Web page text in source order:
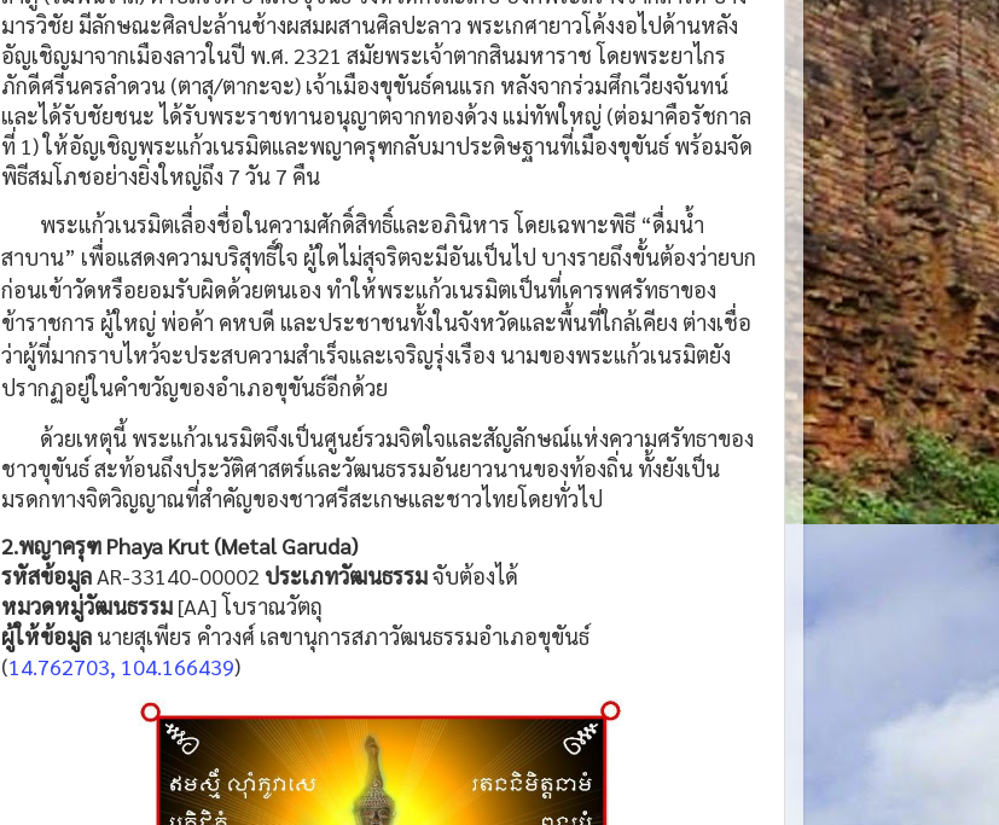
มารวิชัย มีลักษณะศิลปะล้านช้างผสมผสานศิลปะลาว พระเกศายาวโค้งงอไปด้านหลัง
อัญเชิญมาจากเมืองลาวในปี พ.ศ. 2321 สมัยพระเจ้าตากสินมหาราช โดยพระยาไกร
ภักดีศรีนครลำดวน (ตาสุ/ตากะจะ) เจ้าเมืองขุขันธ์คนแรก หลังจากร่วมศึกเวียงจันทน์
และได้รับชัยชนะ ได้รับพระราชทานอนุญาตจากทองด้วง แม่ทัพใหญ่ (ต่อมาคือรัชกาล
ที่ 1) ให้อัญเชิญพระแก้วเนรมิตและพญาครุฑกลับมาประดิษฐานที่เมืองขุขันธ์ พร้อมจัด
พิธีสมโภชอย่างยิ่งใหญ่ถึง 7 วัน 7 คืน
พระแก้วเนรมิตเลื่องชื่อในความศักดิ์สิทธิ์และอภินิหาร โดยเฉพาะพิธี “ดื่มน้ำ
สาบาน” เพื่อแสดงความบริสุทธิ์ใจ ผู้ใดไม่สุจริตจะมีอันเป็นไป บางรายถึงขั้นต้องว่ายบก
ก่อนเข้าวัดหรือยอมรับผิดด้วยตนเอง ทำให้พระแก้วเนรมิตเป็นที่เคารพศรัทธาของ
ข้าราชการ ผู้ใหญ่ พ่อค้า คหบดี และประชาชนทั้งในจังหวัดและพื้นที่ใกล้เคียง ต่างเชื่อ
ว่าผู้ที่มากราบไหว้จะประสบความสำเร็จและเจริญรุ่งเรือง นามของพระแก้วเนรมิตยัง
ปรากฏอยู่ในคำขวัญของอำเภอขุขันธ์อีกด้วย
ด้วยเหตุนี้ พระแก้วเนรมิตจึงเป็นศูนย์รวมจิตใจและสัญลักษณ์แห่งความศรัทธาของ
ชาวขุขันธ์ สะท้อนถึงประวัติศาสตร์และวัฒนธรรมอันยาวนานของท้องถิ่น ทั้งยังเป็น
มรดกทางจิตวิญญาณที่สำคัญของชาวศรีสะเกษและชาวไทยโดยทั่วไป
2.พญาครุฑ Phaya Krut (Metal Garuda)
รหัสข้อมูลAR-33140-00002 ประเภทวัฒนธรรมจับต้องได้
หมวดหมู่วัฒนธรรม [AA] โบราณวัตถุ
ผู้ให้ข้อมูล นายสุเพียร คำวงศ์ เลขานุการสภาวัฒนธรรมอำเภอขุขันธ์
(14.762703, 104.166439)